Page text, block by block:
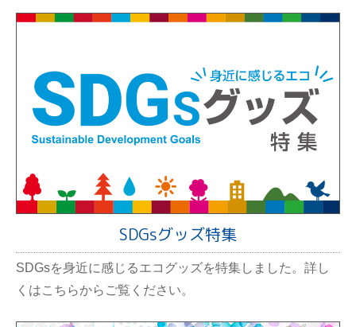
SDGsグッズ特集
SDGsを身近に感じるエコグッズを特集しました。詳し
くはこちらからご覧ください。